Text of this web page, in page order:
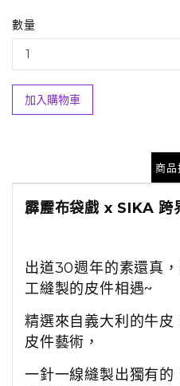
數量
加入購物車
商品
霹靂布袋戲 x SIKA 跨
出道30週年的素還真
工縫製的皮件相遇~
精選來自義大利的牛
皮件藝術，
一針一線縫製出獨有